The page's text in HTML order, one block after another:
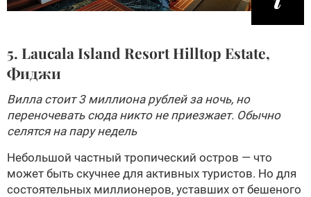
5. Laucala Island Resort Hilltop Estate,
Фиджи
Вилла стоит 3 миллиона рублей за ночь, но
переночевать сюда никто не приезжает. Обычно
селятся на пару недель
Небольшой частный тропический остров — что
может быть скучнее для активных туристов. Но для
состоятельных миллионеров, уставших от бешеного